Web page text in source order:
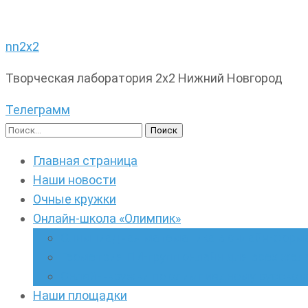
nn2x2
Творческая лаборатория 2х2 Нижний Новгород
Телеграмм
Найти:
Главная страница
Наши новости
Очные кружки
Онлайн-школа «Олимпик»
Наши площадки